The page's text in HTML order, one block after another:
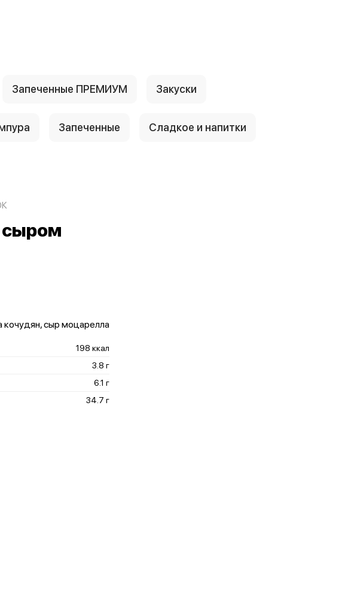
Запеченные ПРЕМИУМ Закуски
Запеченные Сладкое и напитки
сыром
кочудян, сыр моцарелла
198 ккал
3.8 г
6.1 г
34.7 г